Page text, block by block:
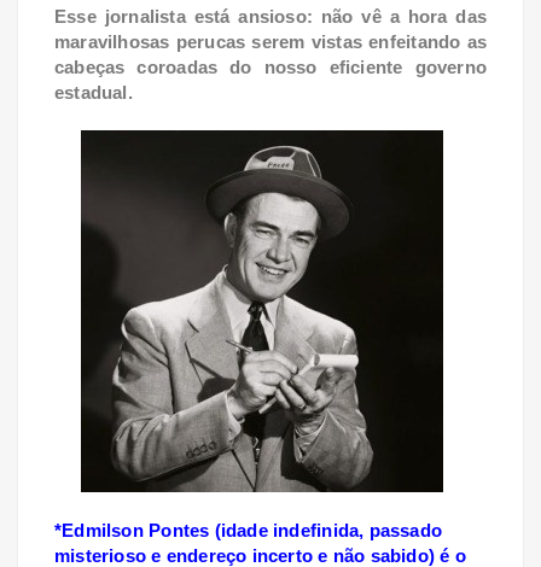
Esse jornalista está ansioso: não vê a hora das
maravilhosas perucas serem vistas enfeitando as
cabeças coroadas do nosso eficiente governo
estadual.
*Edmilson Pontes (idade indefinida, passado
misterioso e endereço incerto e não sabido) é o